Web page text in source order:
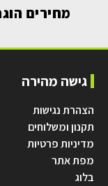
מחירים
גישה מהירה
הצהרת נגישות
תקנון ומשלוחים
מדיניות פרטיות
מפת אתר
בלוג